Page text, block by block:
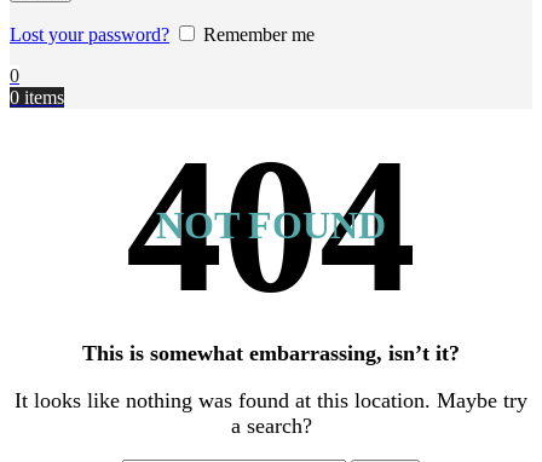
Lost your password?
Remember me
0
0 items
NOT FOUND
This is somewhat embarrassing, isn’t it?
It looks like nothing was found at this location. Maybe try
a search?